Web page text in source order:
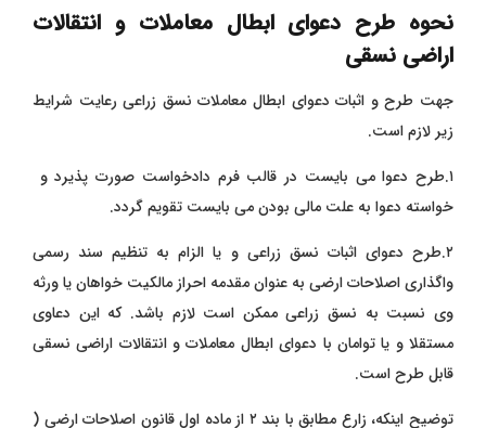
نحوه طرح دعوای ابطال معاملات و انتقالات
اراضی نسقی
جهت طرح و اثبات دعوای ابطال معاملات نسق زراعی رعایت شرایط
زیر لازم است.
۱.طرح دعوا می بایست در قالب فرم دادخواست صورت پذیرد و
خواسته دعوا به علت مالی بودن می بایست تقویم گردد.
۲.طرح دعوای اثبات نسق زراعی و یا الزام به تنظیم سند رسمی
واگذاری اصلاحات ارضی به عنوان مقدمه احراز مالکیت خواهان یا ورثه
وی نسبت به نسق زراعی ممکن است لازم باشد. که این دعاوی
مستقلا و یا توامان با دعوای ابطال معاملات و انتقالات اراضی نسقی
قابل طرح است.
توضیح اینکه، زارع مطابق با بند ۲ از ماده اول قانون اصلاحات ارضی (